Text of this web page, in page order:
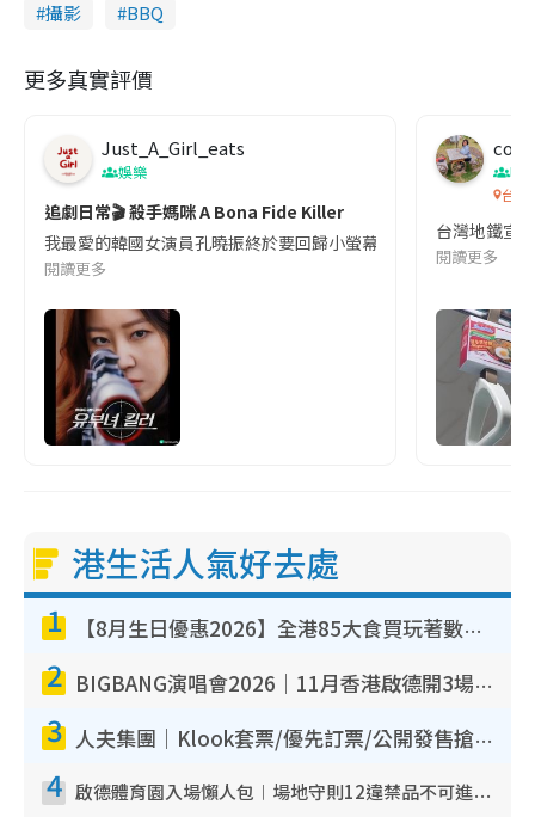
攝影 BBQ
更多真實評價
Just_A_Girl_eats
娛樂
追劇日常🎬 殺手媽咪 A Bona Fide Killer
我最愛的韓國女演員孔曉振終於要回歸小螢幕啦!這次的劇本改編
閱讀更多
co
吹
台灣
台灣地鐵宣
閱讀更多
港生活人氣好去處
1 【8月生日優惠2026】全港85大食買玩著數攻略 自助餐/火鍋放題同行免費＋誠品/DONKI送現金券
2 BIGBANG演唱會2026｜11月香港啟德開3場！實名制VIP申請、優先購票攻略
3 人夫集團｜Klook套票/優先訂票/公開發售搶飛攻略！附票價.購票連結.場地座位表
4 啟德體育園入場懶人包︱場地守則12違禁品不可進場准帶細水樽但全場禁樽蓋！應援牌有限制！